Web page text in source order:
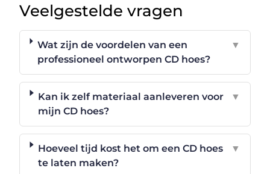
Veelgestelde vragen
Wat zijn de voordelen van een
professioneel ontworpen CD hoes?
▼
Kan ik zelf materiaal aanleveren voor
mijn CD hoes?
▼
Hoeveel tijd kost het om een CD hoes
te laten maken?
▼